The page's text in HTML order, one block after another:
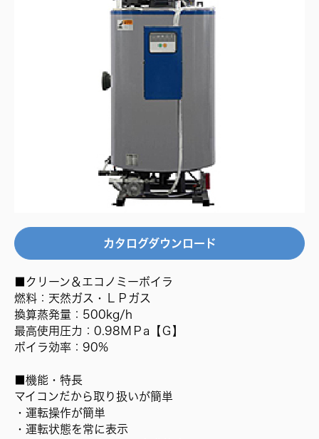
カタログダウンロード
■クリーン＆エコノミーボイラ
燃料：天然ガス・ＬＰガス
換算蒸発量：500kg/h
最高使用圧力：0.98ＭＰa【Ｇ】
ボイラ効率：90%
■機能・特長
マイコンだから取り扱いが簡単
・運転操作が簡単
・運転状態を常に表示